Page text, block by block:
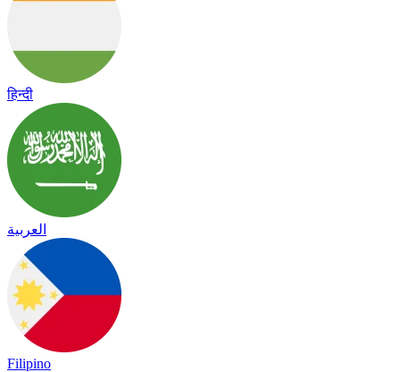
हिन्दी
العربية
Filipino